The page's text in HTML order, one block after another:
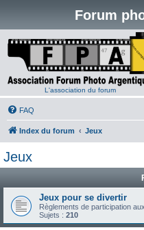
Forum
L'association du forum
FAQ
Index du forum Jeux
Jeux
Jeux pour se divertir
Règlements de participation
Sujets : 210